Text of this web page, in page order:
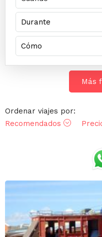
Más
Ordenar viajes por:
Recomendados